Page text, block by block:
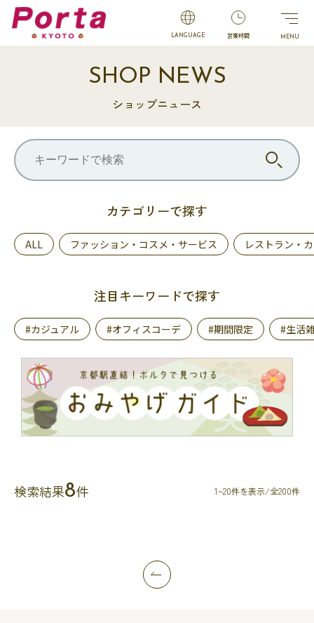
LANGUAGE 営業時間
SHOP NEWS
ショップニュース
カテゴリーで探す
ALL ファッション・コスメ・サービス レストラン・
注目キーワードで探す
#カジュアル #オフィスコーデ #期間限定 #生活
検索結果8件 1~20件を表示/全200件